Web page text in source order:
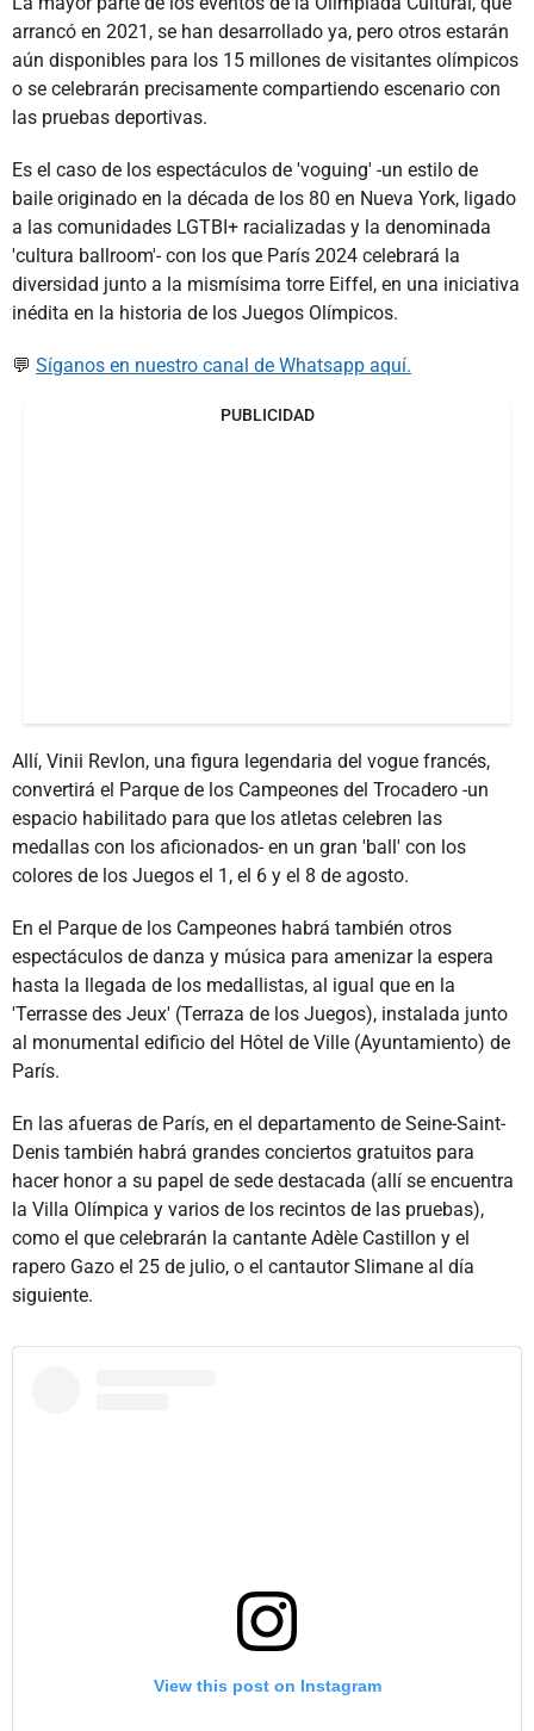
arrancó en 2021, se han desarrollado ya, pero otros estarán
aún disponibles para los 15 millones de visitantes olímpicos
o se celebrarán precisamente compartiendo escenario con
las pruebas deportivas.
Es el caso de los espectáculos de 'voguing' -un estilo de
baile originado en la década de los 80 en Nueva York, ligado
a las comunidades LGTBI+ racializadas y la denominada
'cultura ballroom'- con los que París 2024 celebrará la
diversidad junto a la mismísima torre Eiffel, en una iniciativa
inédita en la historia de los Juegos Olímpicos.
💬 Síganos en nuestro canal de Whatsapp aquí.
PUBLICIDAD
Allí, Vinii Revlon, una figura legendaria del vogue francés,
convertirá el Parque de los Campeones del Trocadero -un
espacio habilitado para que los atletas celebren las
medallas con los aficionados- en un gran 'ball' con los
colores de los Juegos el 1, el 6 y el 8 de agosto.
En el Parque de los Campeones habrá también otros
espectáculos de danza y música para amenizar la espera
hasta la llegada de los medallistas, al igual que en la
'Terrasse des Jeux' (Terraza de los Juegos), instalada junto
al monumental edificio del Hôtel de Ville (Ayuntamiento) de
París.
En las afueras de París, en el departamento de Seine-Saint-
Denis también habrá grandes conciertos gratuitos para
hacer honor a su papel de sede destacada (allí se encuentra
la Villa Olímpica y varios de los recintos de las pruebas),
como el que celebrarán la cantante Adèle Castillon y el
rapero Gazo el 25 de julio, o el cantautor Slimane al día
siguiente.
View this post on Instagram